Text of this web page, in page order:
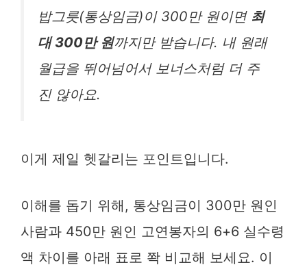
밥그릇(통상임금)이 300만 원이면 최
대 300만 원까지만 받습니다. 내 원래
월급을 뛰어넘어서 보너스처럼 더 주
진 않아요.
이게 제일 헷갈리는 포인트입니다.
이해를 돕기 위해, 통상임금이 300만 원인
사람과 450만 원인 고연봉자의 6+6 실수령
액 차이를 아래 표로 쫙 비교해 보세요. 이